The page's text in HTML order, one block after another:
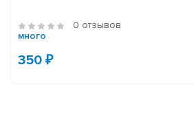
0 отзывов
много
350 ₽